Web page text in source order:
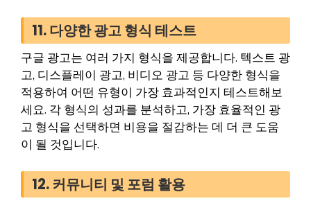
11. 다양한 광고 형식 테스트
구글 광고는 여러 가지 형식을 제공합니다. 텍스트 광
고, 디스플레이 광고, 비디오 광고 등 다양한 형식을
적용하여 어떤 유형이 가장 효과적인지 테스트해보
세요. 각 형식의 성과를 분석하고, 가장 효율적인 광
고 형식을 선택하면 비용을 절감하는 데 더 큰 도움
이 될 것입니다.
12. 커뮤니티 및 포럼 활용